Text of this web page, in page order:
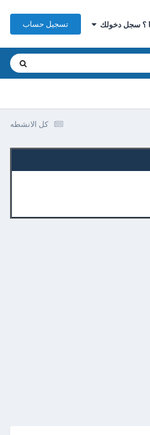
؟ سجل دخولك تسجيل حساب
كل الانشطه